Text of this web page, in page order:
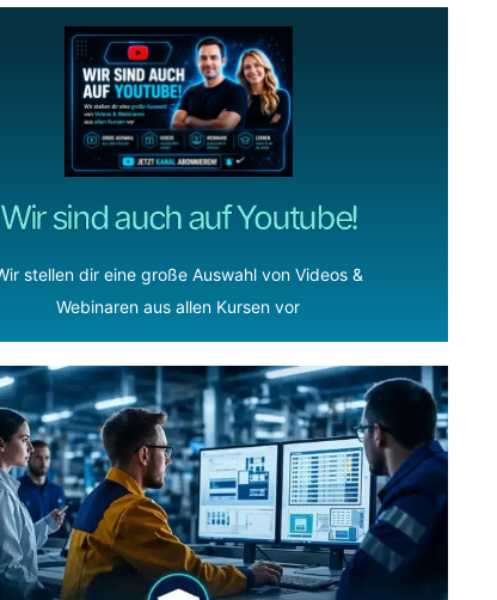
Wir sind auch auf Youtube!
stellen dir eine große Auswahl von Videos &
Webinaren aus allen Kursen vor